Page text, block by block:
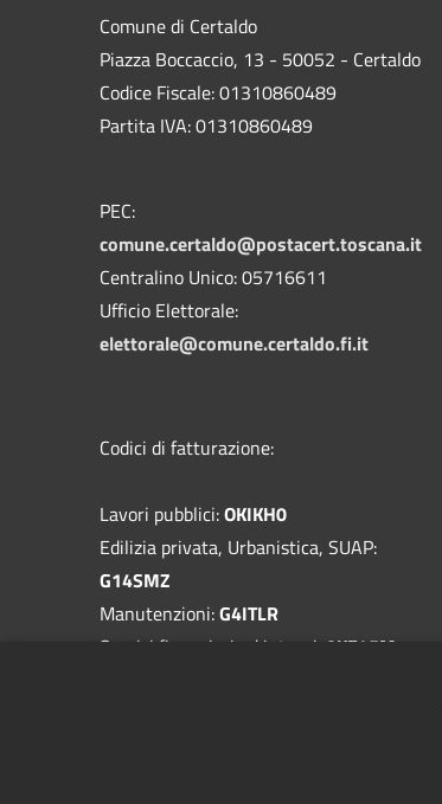
Comune di Certaldo
Piazza Boccaccio, 13 - 50052 - Certaldo
Codice Fiscale: 01310860489
Partita IVA: 01310860489
PEC:
comune.certaldo@postacert.toscana.it
Centralino Unico: 05716611
Ufficio Elettorale:
elettorale@comune.certaldo.fi.it
Codici di fatturazione:
Lavori pubblici:OKIKH0
Edilizia privata, Urbanistica, SUAP:
G14SMZ
Manutenzioni:G4ITLR
Servizi finanziari ed interni: 0KF45M